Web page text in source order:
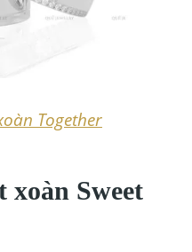
Together
xoàn Sweet